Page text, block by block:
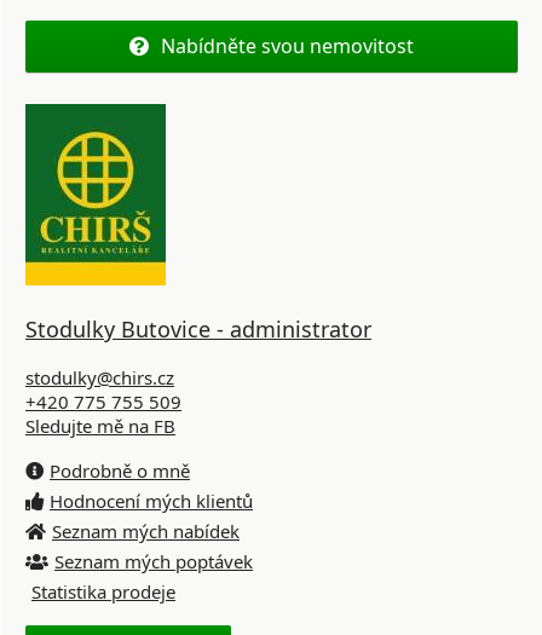
Nabídněte svou nemovitost
Stodulky Butovice - administrator
stodulky@chirs.cz
+420 775 755 509
Sledujte mě na FB
Podrobně o mně
Hodnocení mých klientů
Seznam mých nabídek
Seznam mých poptávek
Statistika prodeje